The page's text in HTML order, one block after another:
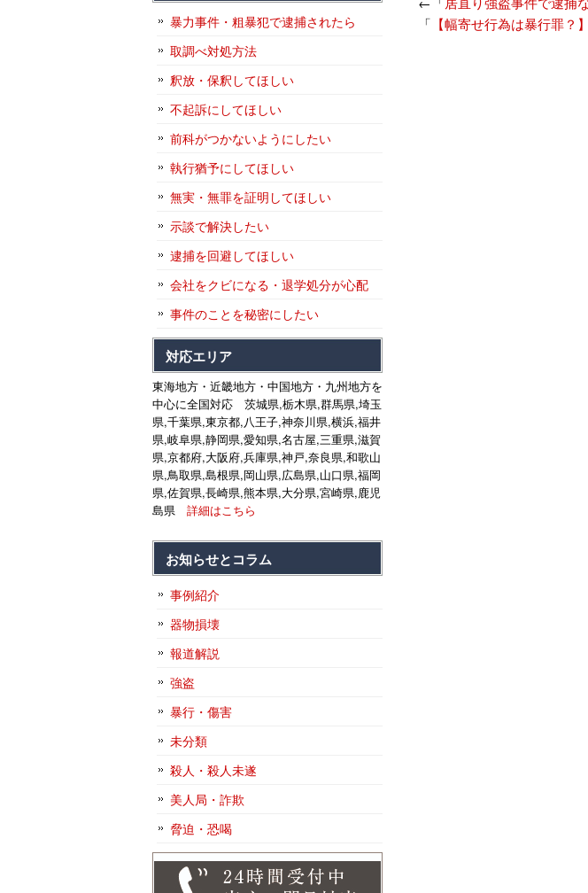
「 【幅寄せ行為は暴行罪
暴力事件・粗暴犯で逮捕されたら
取調べ対処方法
釈放・保釈してほしい
不起訴にしてほしい
前科がつかないようにしたい
執行猶予にしてほしい
無実・無罪を証明してほしい
示談で解決したい
逮捕を回避してほしい
会社をクビになる・退学処分が心配
事件のことを秘密にしたい
対応エリア
東海地方・近畿地方・中国地方・九州地方を
中心に全国対応 茨城県,栃木県,群馬県,埼玉
県,千葉県,東京都,八王子,神奈川県,横浜,福井
県,岐阜県,静岡県,愛知県,名古屋,三重県,滋賀
県,京都府,大阪府,兵庫県,神戸,奈良県,和歌山
県,鳥取県,島根県,岡山県,広島県,山口県,福岡
県,佐賀県,長崎県,熊本県,大分県,宮崎県,鹿児
島県 詳細はこちら
お知らせとコラム
事例紹介
器物損壊
報道解説
強盗
暴行・傷害
未分類
殺人・殺人未遂
美人局・詐欺
脅迫・恐喝